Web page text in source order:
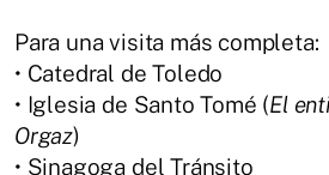
Para una visita más completa:
• Catedral de Toledo
• Iglesia de Santo Tomé (El
Orgaz)
• Sinagoga del Tránsito